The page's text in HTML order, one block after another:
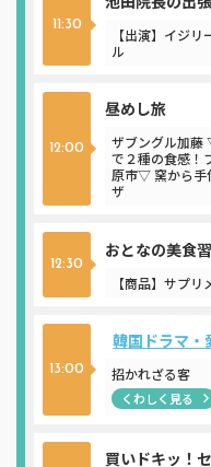
11:30
【出演】イジ
ル
12:00
昼めし旅
ザブングル加
で２種の食感！
原市▽ 窯から手
ザ
12:30
おとなの美食
【商品】サプリ
13:00
韓国ドラマ・
招かれざる客
くわしく見る
買いドキッ！